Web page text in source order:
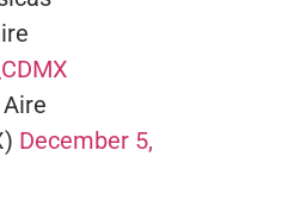
December 5,